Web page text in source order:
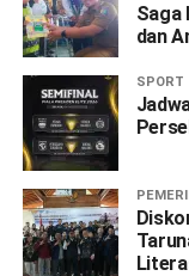
Saga
dan
SPORT